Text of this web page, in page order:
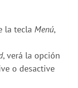
la tecla Menú,
, verá la opción
o desactive